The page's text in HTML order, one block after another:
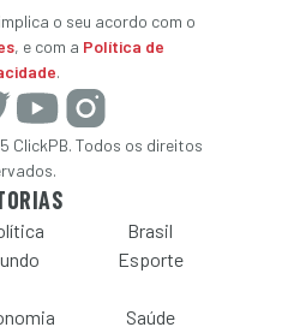
o seu acordo com o
, e com a Política de
.
ClickPB. Todos os direitos
Brasil
Esporte
Saúde